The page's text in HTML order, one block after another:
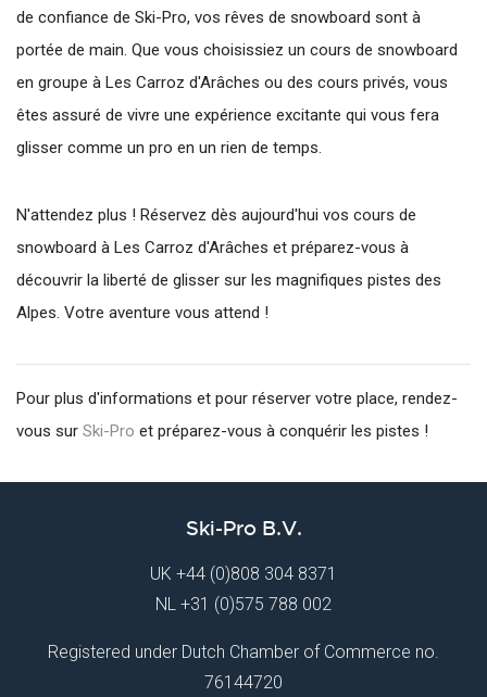
de confiance de Ski-Pro, vos rêves de snowboard sont à
portée de main. Que vous choisissiez un cours de snowboard
en groupe à Les Carroz d'Arâches ou des cours privés, vous
êtes assuré de vivre une expérience excitante qui vous fera
glisser comme un pro en un rien de temps.
N'attendez plus ! Réservez dès aujourd'hui vos cours de
snowboard à Les Carroz d'Arâches et préparez-vous à
découvrir la liberté de glisser sur les magnifiques pistes des
Alpes. Votre aventure vous attend !
Pour plus d'informations et pour réserver votre place, rendez-
vous sur Ski-Pro et préparez-vous à conquérir les pistes !
Ski-Pro B.V.
UK +44 (0)808 304 8371
NL +31 (0)575 788 002
Registered under Dutch Chamber of Commerce no.
76144720